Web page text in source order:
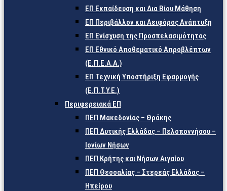
ΕΠ Εκπαίδευση και Δια Βίου Μάθηση
ΕΠ Περιβάλλον και Αειφόρος Ανάπτυξη
ΕΠ Ενίσχυση της Προσπελασιμότητας
ΕΠ Εθνικό Αποθεματικό Απροβλέπτων
(Ε.Π.Ε.Α.Α.)
ΕΠ Τεχνική Υποστήριξη Εφαρμογής
(Ε.Π.Τ.Υ.Ε.)
Περιφερειακά ΕΠ
ΠΕΠ Μακεδονίας – Θράκης
ΠΕΠ Δυτικής Ελλάδας – Πελοποννήσου –
Ιονίων Νήσων
ΠΕΠ Κρήτης και Νήσων Αιγαίου
ΠΕΠ Θεσσαλίας – Στερεάς Ελλάδας –
Ηπείρου